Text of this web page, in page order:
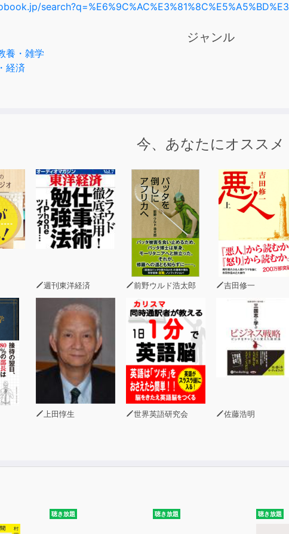
ジャンル
養・雑学
経済
今、あなたにオススメ
週刊東洋経済 前野ウルド浩太郎 吉田修一
上田惇生 世界英語研究会 佐藤浩明
聴き放題 聴き放題 聴き放題